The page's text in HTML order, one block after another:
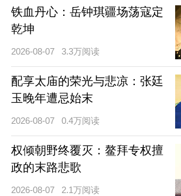
铁血丹心：岳钟琪疆场荡寇定
乾坤
2026-08-07 3.3万阅读
配享太庙的荣光与悲凉：张廷
玉晚年遭忌始末
2026-08-07 0.4万阅读
权倾朝野终覆灭：鳌拜专权擅
政的末路悲歌
2026-08-07 2.1万阅读